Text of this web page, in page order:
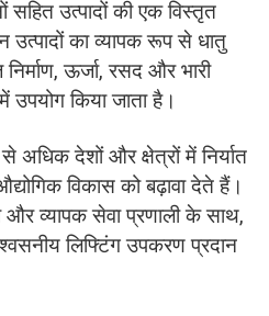
उत्पादों की एक विस्तृत
का व्यापक रूप से धातु
निर्माण, ऊर्जा, रसद और भारी
उपयोग किया जाता है।
देशों और क्षेत्रों में निर्यात
विकास को बढ़ावा देते हैं।
और व्यापक सेवा प्रणाली के साथ,
लिफ्टिंग उपकरण प्रदान